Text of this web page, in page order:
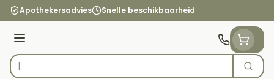
Ga naar de inhoud
Apothekersadvies Snelle beschikbaarheid
Menu
Product, merk, categorie...
Zoek